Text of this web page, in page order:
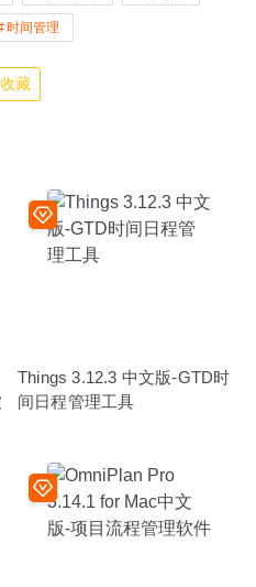
时间管理
收藏
Things 3.12.3 中文版-GTD时
间日程管理工具